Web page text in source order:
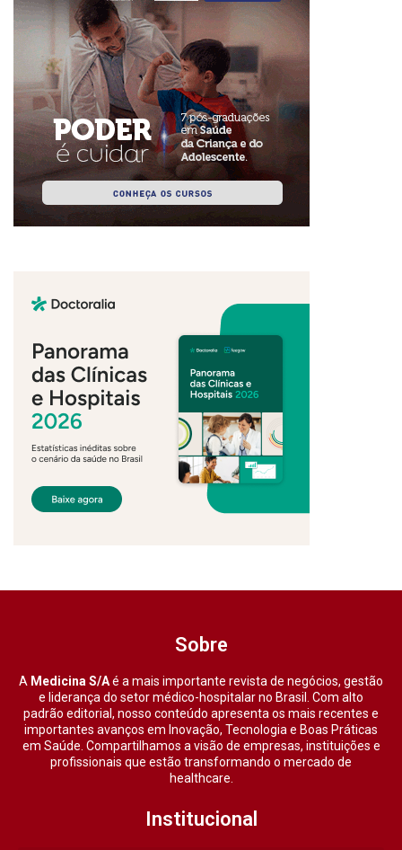
Sobre
A Medicina S/Aé a mais importante revista de negócios, gestão
e liderança do setor médico-hospitalar no Brasil. Com alto
padrão editorial, nosso conteúdo apresenta os mais recentes e
importantes avanços em Inovação, Tecnologia e Boas Práticas
em Saúde. Compartilhamos a visão de empresas, instituições e
profissionais que estão transformando o mercado de
healthcare.
Institucional